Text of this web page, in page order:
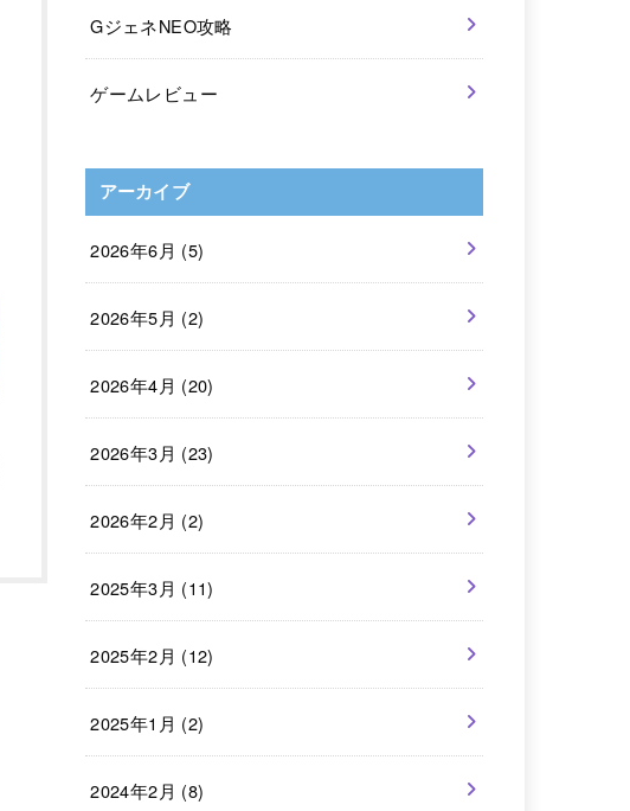
GジェネNEO攻略
ゲームレビュー
アーカイブ
2026年6月 (5)
2026年5月 (2)
2026年4月 (20)
2026年3月 (23)
2026年2月 (2)
2025年3月 (11)
2025年2月 (12)
2025年1月 (2)
2024年2月 (8)